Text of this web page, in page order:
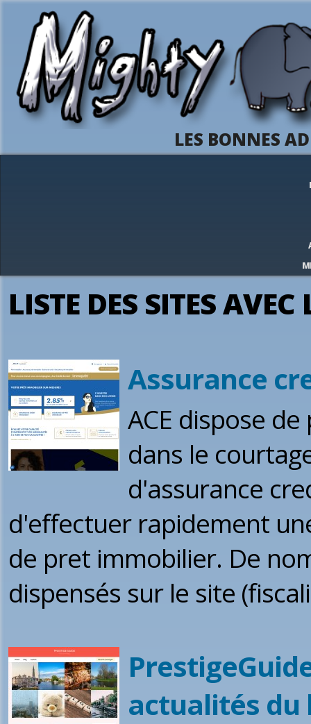
LES BONNES
LISTE DES SITES
Assurance
ACE dispose
dans le
d'assurance
d'effectuer rapidement
de pret immobilier. De
dispensés sur le site
actualités du